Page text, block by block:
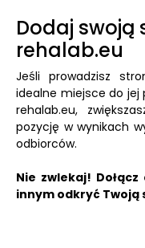
Dodaj swoją
rehalab.eu
Jeśli prowadzisz
idealne miejsce do jej
rehalab.eu,
pozycję w wynikach
odbiorców.
Nie zwlekaj!
innym odkryć Twoją